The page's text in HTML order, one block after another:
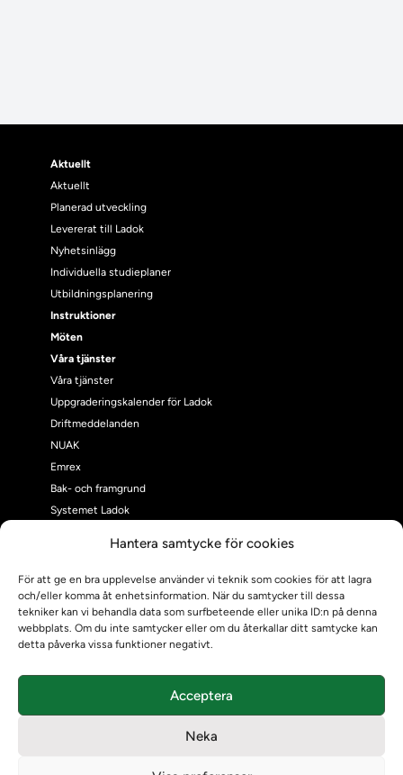
Hantera samtycke för cookies
För att ge en bra upplevelse använder vi teknik som cookies för att lagra
och/eller komma åt enhetsinformation. När du samtycker till dessa
tekniker kan vi behandla data som surfbeteende eller unika ID:n på denna
webbplats. Om du inte samtycker eller om du återkallar ditt samtycke kan
detta påverka vissa funktioner negativt.
Acceptera
Neka
Aktuellt
Aktuellt
Planerad utveckling
Levererat till Ladok
Nyhetsinlägg
Individuella studieplaner
Utbildningsplanering
Instruktioner
Möten
Våra tjänster
Våra tjänster
Uppgraderingskalender för Ladok
Driftmeddelanden
NUAK
Emrex
Bak- och framgrund
Systemet Ladok
Om oss
Om oss
Om Ladokkonsortiet
Ladokkonsortiet internationellt